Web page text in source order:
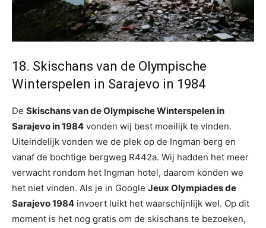
18. Skischans van de Olympische
Winterspelen in Sarajevo in 1984
De Skischans van de Olympische Winterspelen in
Sarajevo in 1984 vonden wij best moeilijk te vinden.
Uiteindelijk vonden we de plek op de Ingman berg en
vanaf de bochtige bergweg R442a. Wij hadden het meer
verwacht rondom het Ingman hotel, daarom konden we
het niet vinden. Als je in Google Jeux Olympiades de
Sarajevo 1984 invoert luikt het waarschijnlijk wel. Op dit
moment is het nog gratis om de skischans te bezoeken,